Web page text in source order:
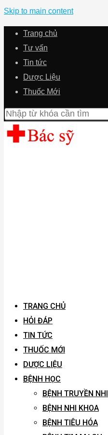
Skip to main content
Trang chủ
Tư vấn
Tin tức
Dược Liệu
Thuốc Mới
TRANG CHỦ
HỎI ĐÁP
TIN TỨC
THUỐC MỚI
DƯỢC LIỆU
BỆNH HỌC
BỆNH TRUYỀN
BỆNH NHI KHOA
BỆNH TIÊU HÓA